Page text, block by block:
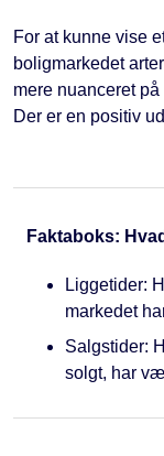
For at kunne vise
boligmarkedet
mere nuanceret
Der er en positiv
Faktaboks:
Liggetider:
markedet
Salgstider:
solgt, har